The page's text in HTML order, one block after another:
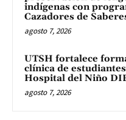
indígenas con
Cazadores de
agosto 7, 2026
UTSH fortalece
clínica de
Hospital del Niño
agosto 7, 2026